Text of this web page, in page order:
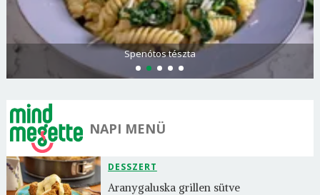
Görögdinnye-limonádé
NAPI MENÜ
DESSZERT
Aranygaluska grillen sütve